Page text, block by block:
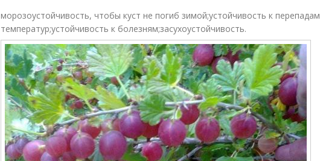
морозоустойчивость, чтобы куст не погиб зимой;устойчивость к перепадам
температур;устойчивость к болезням;засухоустойчивость.